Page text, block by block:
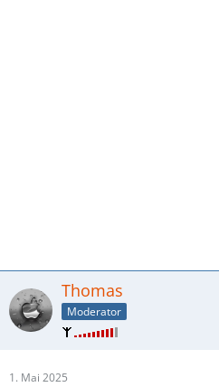
Thomas
Moderator
1. Mai 2025